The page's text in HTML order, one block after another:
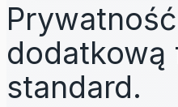
dodatkową
standard.